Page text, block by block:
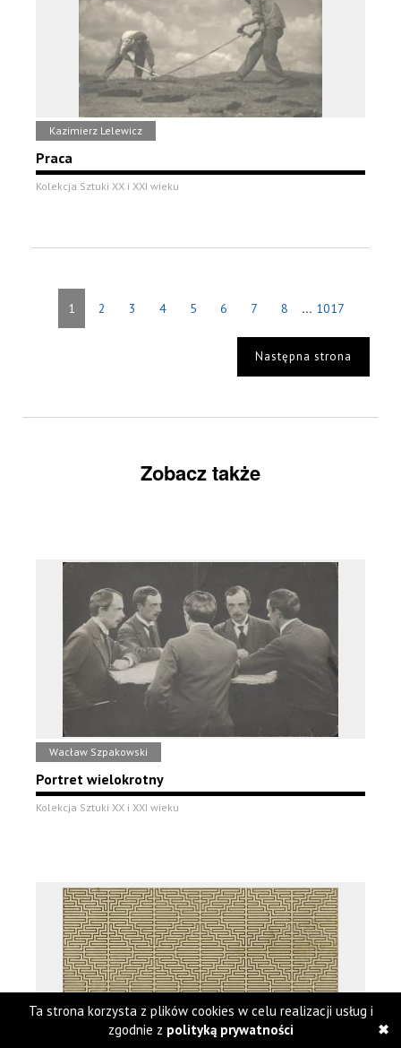
Kazimierz Lelewicz
Praca
Kolekcja Sztuki XX i XXI wieku
1 2 3 4 5 6 7 8 ... 1017
Następna strona
Zobacz także
Wacław Szpakowski
Portret wielokrotny
Kolekcja Sztuki XX i XXI wieku
Ta strona korzysta z plików cookies w celu realizacji usług i
zgodnie z polityką prywatności